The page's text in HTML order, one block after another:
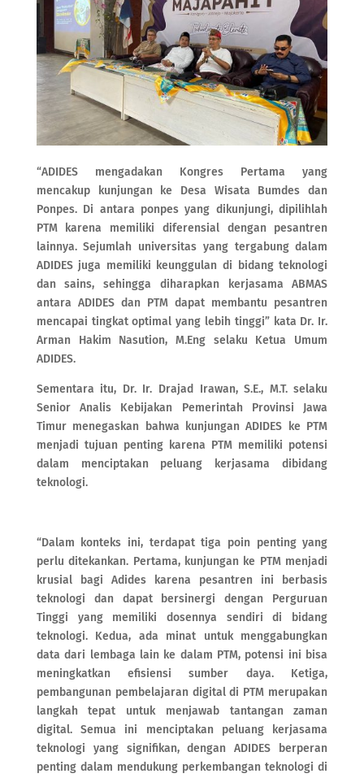
“ADIDES mengadakan Kongres Pertama yang
mencakup kunjungan ke Desa Wisata Bumdes dan
Ponpes. Di antara ponpes yang dikunjungi, dipilihlah
PTM karena memiliki diferensial dengan pesantren
lainnya. Sejumlah universitas yang tergabung dalam
ADIDES juga memiliki keunggulan di bidang teknologi
dan sains, sehingga diharapkan kerjasama ABMAS
antara ADIDES dan PTM dapat membantu pesantren
mencapai tingkat optimal yang lebih tinggi” kata Dr. Ir.
Arman Hakim Nasution, M.Eng selaku Ketua Umum
ADIDES.
Sementara itu, Dr. Ir. Drajad Irawan, S.E., M.T. selaku
Senior Analis Kebijakan Pemerintah Provinsi Jawa
Timur menegaskan bahwa kunjungan ADIDES ke PTM
menjadi tujuan penting karena PTM memiliki potensi
dalam menciptakan peluang kerjasama dibidang
teknologi.
“Dalam konteks ini, terdapat tiga poin penting yang
perlu ditekankan. Pertama, kunjungan ke PTM menjadi
krusial bagi Adides karena pesantren ini berbasis
teknologi dan dapat bersinergi dengan Perguruan
Tinggi yang memiliki dosennya sendiri di bidang
teknologi. Kedua, ada minat untuk menggabungkan
data dari lembaga lain ke dalam PTM, potensi ini bisa
meningkatkan efisiensi sumber daya. Ketiga,
pembangunan pembelajaran digital di PTM merupakan
langkah tepat untuk menjawab tantangan zaman
digital. Semua ini menciptakan peluang kerjasama
teknologi yang signifikan, dengan ADIDES berperan
penting dalam mendukung perkembangan teknologi di